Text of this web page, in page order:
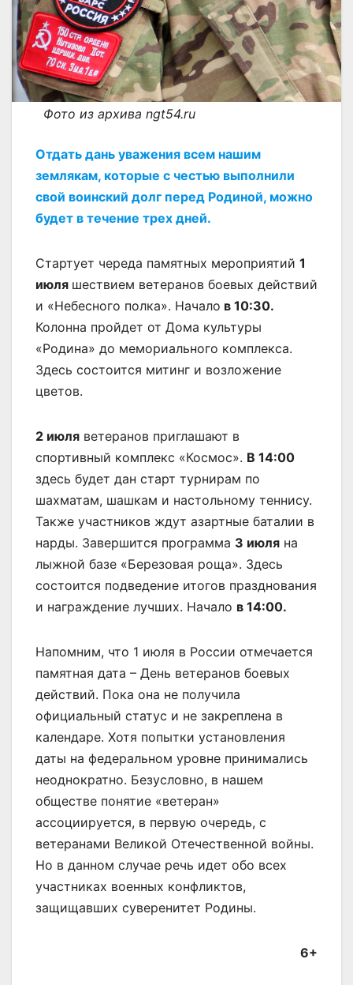
Фото из архива ngt54.ru
Отдать дань уважения всем нашим
землякам, которые с честью выполнили
свой воинский долг перед Родиной, можно
будет в течение трех дней.
Стартует череда памятных мероприятий 1
июля шествием ветеранов боевых действий
и «Небесного полка». Начало в 10:30.
Колонна пройдет от Дома культуры
«Родина» до мемориального комплекса.
Здесь состоится митинг и возложение
цветов.
2 июля ветеранов приглашают в
спортивный комплекс «Космос». В 14:00
здесь будет дан старт турнирам по
шахматам, шашкам и настольному теннису.
Также участников ждут азартные баталии в
нарды. Завершится программа 3 июля на
лыжной базе «Березовая роща». Здесь
состоится подведение итогов празднования
и награждение лучших. Начало в 14:00.
Напомним, что 1 июля в России отмечается
памятная дата – День ветеранов боевых
действий. Пока она не получила
официальный статус и не закреплена в
календаре. Хотя попытки установления
даты на федеральном уровне принимались
неоднократно. Безусловно, в нашем
обществе понятие «ветеран»
ассоциируется, в первую очередь, с
ветеранами Великой Отечественной войны.
Но в данном случае речь идет обо всех
участниках военных конфликтов,
защищавших суверенитет Родины.
6+